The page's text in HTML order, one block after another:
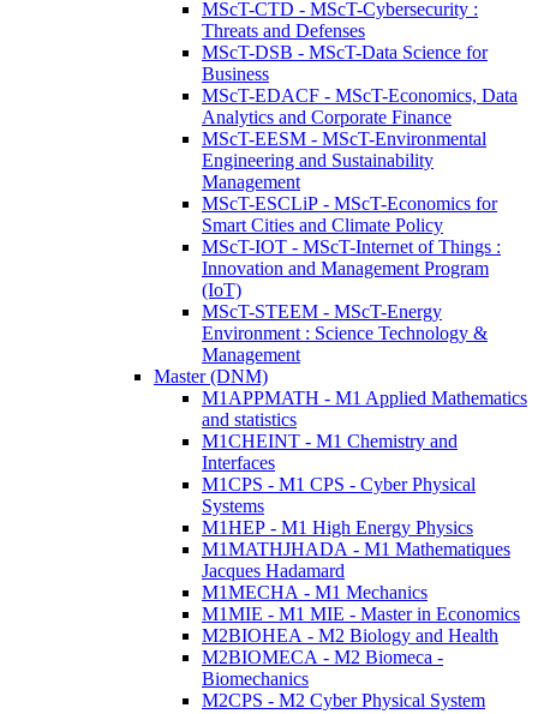
MScT-CTD - MScT-Cybersecurity :
Threats and Defenses
MScT-DSB - MScT-Data Science for
Business
MScT-EDACF - MScT-Economics, Data
Analytics and Corporate Finance
MScT-EESM - MScT-Environmental
Engineering and Sustainability
Management
MScT-ESCLiP - MScT-Economics for
Smart Cities and Climate Policy
MScT-IOT - MScT-Internet of Things :
Innovation and Management Program
(IoT)
MScT-STEEM - MScT-Energy
Environment : Science Technology &
Management
Master (DNM)
M1APPMATH - M1 Applied Mathematics
and statistics
M1CHEINT - M1 Chemistry and
Interfaces
M1CPS - M1 CPS - Cyber Physical
Systems
M1HEP - M1 High Energy Physics
M1MATHJHADA - M1 Mathematiques
Jacques Hadamard
M1MECHA - M1 Mechanics
M1MIE - M1 MIE - Master in Economics
M2BIOHEA - M2 Biology and Health
M2BIOMECA - M2 Biomeca -
Biomechanics
M2CPS - M2 Cyber Physical System